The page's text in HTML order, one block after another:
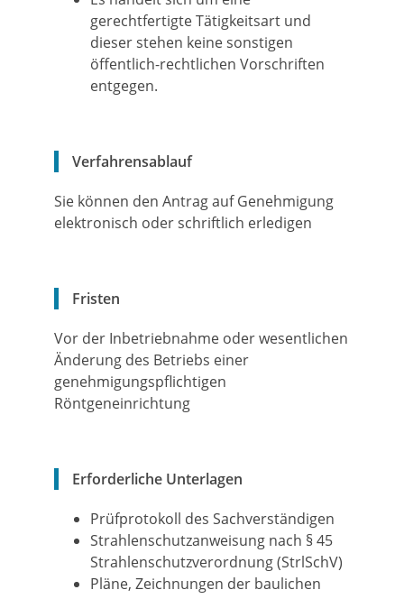
gerechtfertigte Tätigkeitsart und
dieser stehen keine sonstigen
öffentlich-rechtlichen Vorschriften
entgegen.
Verfahrensablauf
Sie können den Antrag auf Genehmigung
elektronisch oder schriftlich erledigen
Fristen
Vor der Inbetriebnahme oder wesentlichen
Änderung des Betriebs einer
genehmigungspflichtigen
Röntgeneinrichtung
Erforderliche Unterlagen
Prüfprotokoll des Sachverständigen
Strahlenschutzanweisung nach § 45
Strahlenschutzverordnung (StrlSchV)
Pläne, Zeichnungen der baulichen